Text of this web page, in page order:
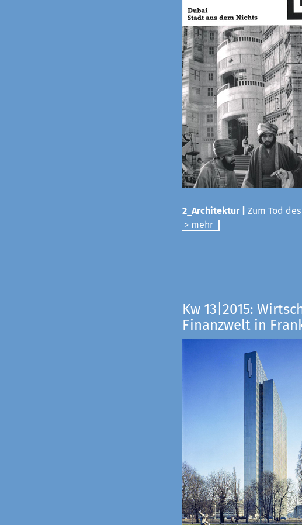
2_Architektur |
Zum Tod
> mehr
Kw 13|2015:
Finanzwelt in